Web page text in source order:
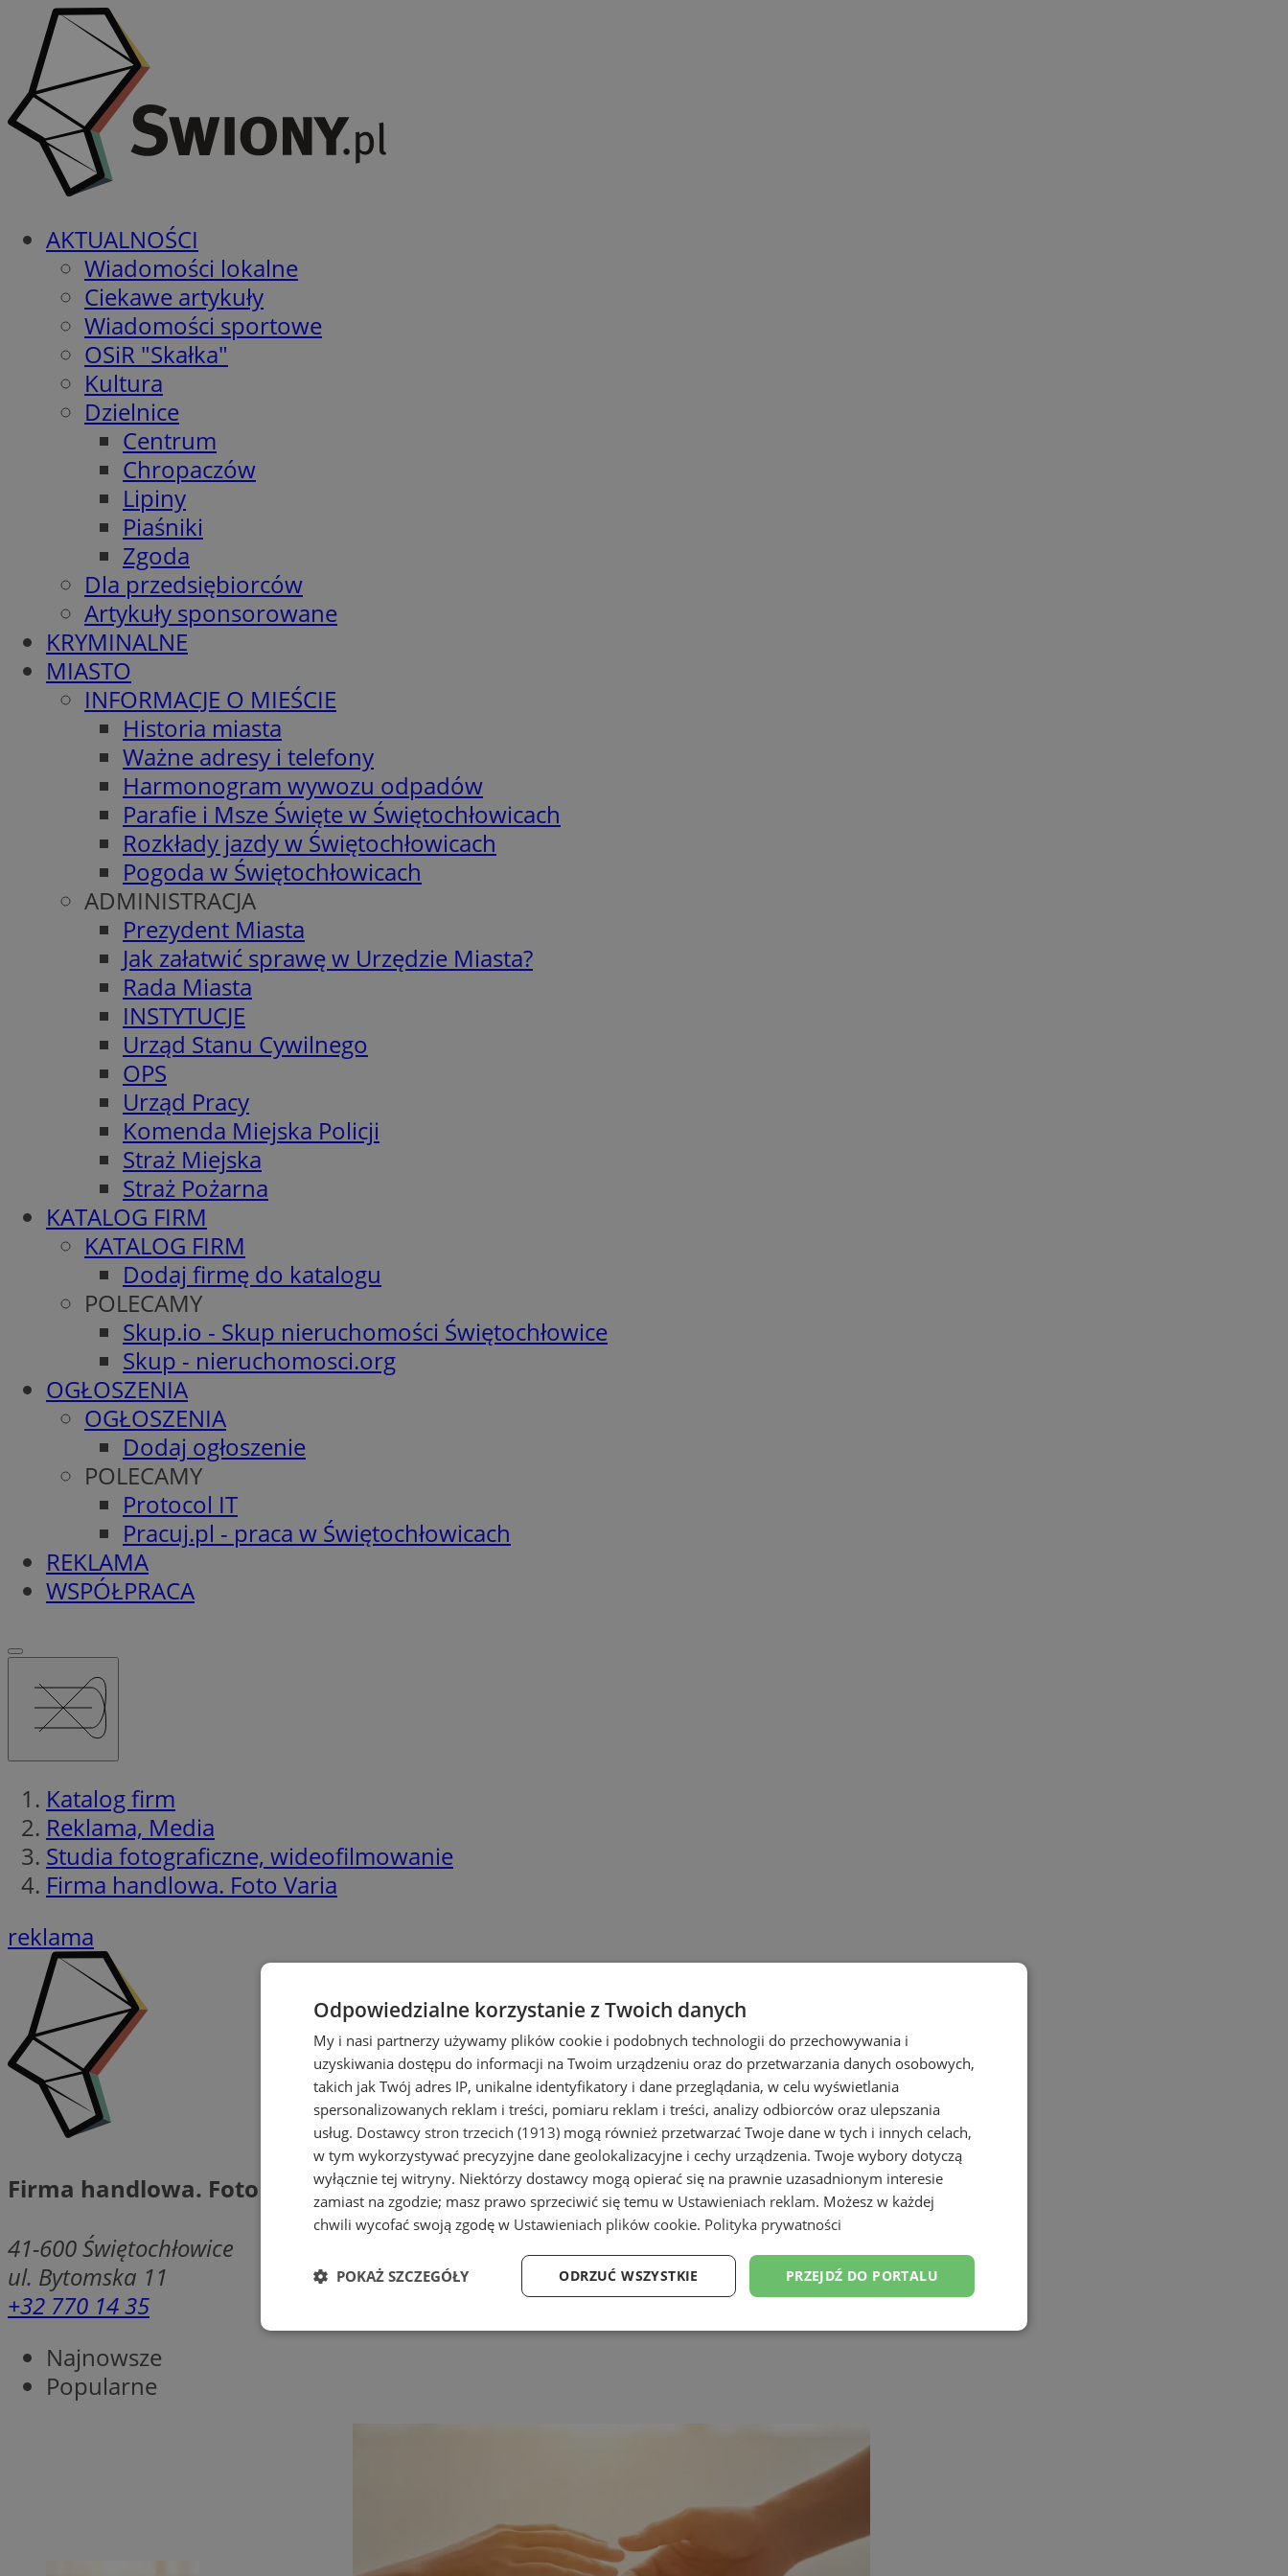
AKTUALNOŚCI
Wiadomości lokalne
Ciekawe artykuły
Wiadomości sportowe
OSiR "Skałka"
Kultura
Dzielnice
Centrum
Chropaczów
Lipiny
Piaśniki
Zgoda
Dla przedsiębiorców
Artykuły sponsorowane
KRYMINALNE
MIASTO
INFORMACJE O MIEŚCIE
Historia miasta
Ważne adresy i telefony
Harmonogram wywozu odpadów
Parafie i Msze Święte w Świętochłowicach
Rozkłady jazdy w Świętochłowicach
Pogoda w Świętochłowicach
ADMINISTRACJA
Prezydent Miasta
Jak załatwić sprawę w Urzędzie Miasta?
Rada Miasta
INSTYTUCJE
Urząd Stanu Cywilnego
OPS
Urząd Pracy
Komenda Miejska Policji
Straż Miejska
Straż Pożarna
KATALOG FIRM
KATALOG FIRM
Dodaj firmę do katalogu
POLECAMY
Skup.io - Skup nieruchomości Świętochłowice
Skup - nieruchomosci.org
OGŁOSZENIA
OGŁOSZENIA
Dodaj ogłoszenie
POLECAMY
Protocol IT
Pracuj.pl - praca w Świętochłowicach
REKLAMA
WSPÓŁPRACA
Katalog firm
Reklama, Media
Studia fotograficzne, wideofilmowanie
Firma handlowa. Foto Varia
reklama
Firma handlowa. Foto Varia
41-600Świętochłowice
ul. Bytomska 11
+32 770 14 35
Najnowsze
Popularne
Odpowiedzialne korzystanie z Twoich danych
My i nasi partnerzy używamy plików cookie i podobnych technologii do przechowywania i
uzyskiwania dostępu do informacji na Twoim urządzeniu oraz do przetwarzania danych osobowych,
takich jak Twój adres IP, unikalne identyfikatory i dane przeglądania, w celu wyświetlania
spersonalizowanych reklam i treści, pomiaru reklam i treści, analizy odbiorców oraz ulepszania
usług. Dostawcy stron trzecich (1913) mogą również przetwarzać Twoje dane w tych i innych celach,
w tym wykorzystywać precyzyjne dane geolokalizacyjne i cechy urządzenia. Twoje wybory dotyczą
wyłącznie tej witryny. Niektórzy dostawcy mogą opierać się na prawnie uzasadnionym interesie
zamiast na zgodzie; masz prawo sprzeciwić się temu w Ustawieniach reklam. Możesz w każdej
chwili wycofać swoją zgodę w Ustawieniach plików cookie. Polityka prywatności
PRZEJDŹ DO PORTALU
ODRZUĆ WSZYSTKIE
POKAŻ SZCZEGÓŁY
Niezbędne Wydajność Targetowanie Funkcjonalność Niesklasyfikowane
Niesklasyfikowane
Niezbędne pliki cookie umożliwiają korzystanie z podstawowych funkcji strony internetowej, takich jak logowanie użytkownika i
zarządzanie kontem. Bez niezbędnych plików cookie nie można prawidłowo korzystać ze strony internetowej.
Provider
Domena
Okres
przechowywania